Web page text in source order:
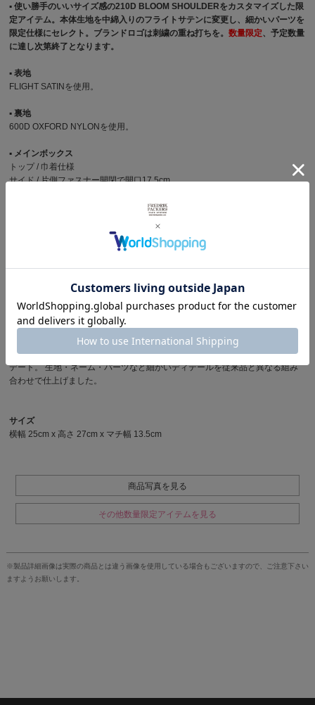
▪︎ 使い勝手のいいサイズ感の210D BLOOM SHOULDERをカスタマイズした限
定アイテム。本体生地を中綿入りのフライトサテンに変更し、細かいパーツを
限定仕様にセレクト。ブランドロゴは刺繍の重ね打ちを。 数量限定、予定数量
に達し次第終了となります。
▪︎ 表地
FLIGHT SATINを使用。
▪︎ 裏地
600D OXFORD NYLONを使用。
▪︎ メインボックス
トップ / 巾着仕様
サイド / 片側ファスナー開閉で開口17.5cm
(長さ53cm~102cmの調整幅)
▪︎ サイドポケット
左右に深さ18.5cmのギャザーポケット。
2way(ショルダー・トート)の210D BLOOM SHOULDERを限定仕様にアップ
デート。 生地・ネーム・パーツなど細かいディテールを従来品と異なる組み
合わせで仕上げました。
サイズ
横幅 25cm x 高さ 27cm x マチ幅 13.5cm
商品写真を見る
その他数量限定アイテムを見る
※製品詳細画像は実際の商品とは違う画像を使用している場合もございますので、ご注意下さい
ますようお願いします。